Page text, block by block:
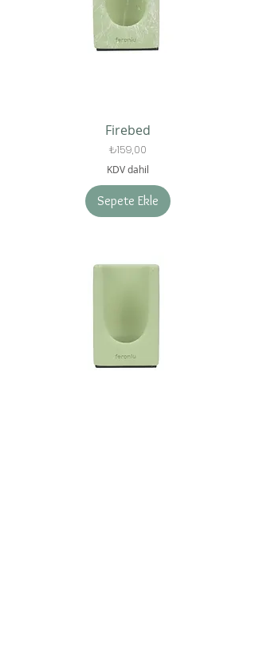
Firebed
Fiyat
₺159,00
KDV dahil
Sepete Ekle